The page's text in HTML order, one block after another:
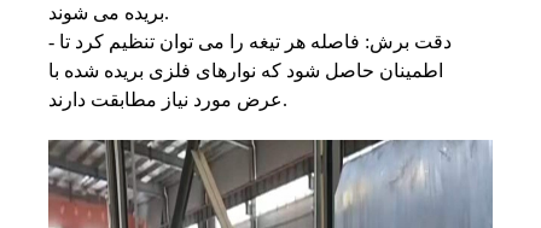
بریده می شوند.
- دقت برش: فاصله هر تیغه را می توان تنظیم کرد تا
اطمینان حاصل شود که نوارهای فلزی بریده شده با
عرض مورد نیاز مطابقت دارند.